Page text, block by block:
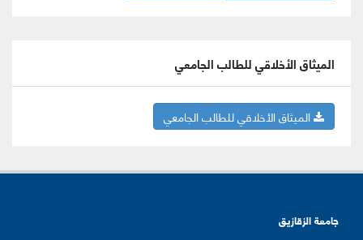
الميثاق الأخلاقي للطالب الجامعي
الميثاق الأخلاقي للطالب الجامعي
جامعة الزقازيق